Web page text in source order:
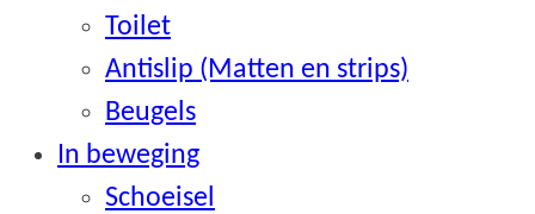
Toilet
Antislip (Matten en strips)
Beugels
In beweging
Schoeisel